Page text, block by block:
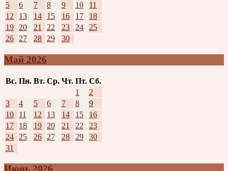
5
6 7 8 9 10
11
12
13 14 15 16 17
18
19
20 21 22 23 24
25
26
27 28 29 30
Май 2026
Вс. Пн. Вт. Ср. Чт. Пт. Сб.
1
2
3
4 5 6 7 8
9
10
11 12 13 14 15
16
17
18 19 20 21 22
23
24
25 26 27 28 29
30
31